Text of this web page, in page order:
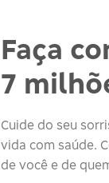
Faça
7
Cuide do seu
vida com saúde.
de você e de